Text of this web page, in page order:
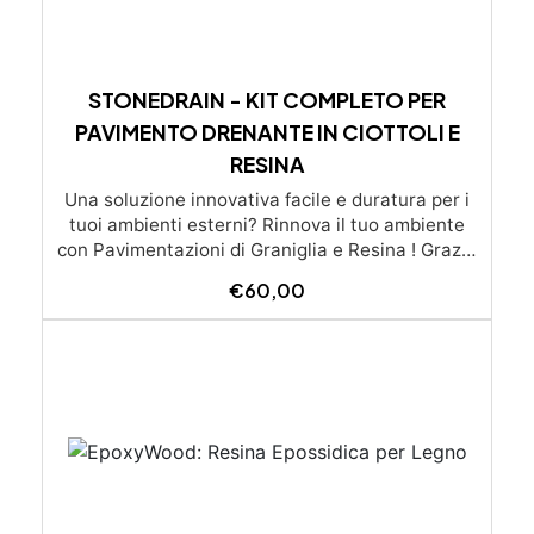
STONEDRAIN - KIT COMPLETO PER
PAVIMENTO DRENANTE IN CIOTTOLI E
RESINA
Una soluzione innovativa facile e duratura per i
tuoi ambienti esterni? Rinnova il tuo ambiente
con Pavimentazioni di Graniglia e Resina ! Grazie
trasformare qualsiasi superficie diventa un gioco
da ragazzi: l’applicazione è molto semplice e –
preventivo su misura già con posa inclusa
€60,00